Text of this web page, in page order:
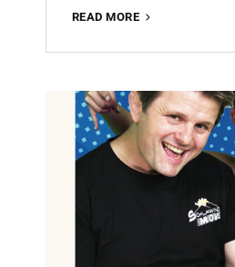
READ MORE
POETRY